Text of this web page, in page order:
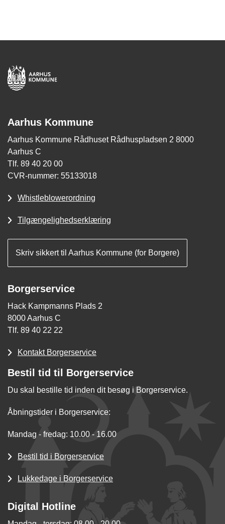
Aarhus Kommune
Aarhus Kommune Rådhuset Rådhuspladsen 2 8000
Aarhus C
Tlf. 89 40 20 00
CVR-nummer: 55133018
Whistleblowerordning
Tilgængelighedserklæring
Skriv sikkert til Aarhus Kommune (for Borgere)
Borgerservice
Hack Kampmanns Plads 2
8000 Aarhus C
Tlf. 89 40 22 22
Kontakt Borgerservice
Bestil tid til Borgerservice
Du skal bestille tid inden dit besøg i Borgerservice.
Åbningstider i Borgerservice:
Mandag - fredag: 10.00 - 16.00
Bestil tid i Borgerservice
Lukkedage i Borgerservice
Digital Hotline